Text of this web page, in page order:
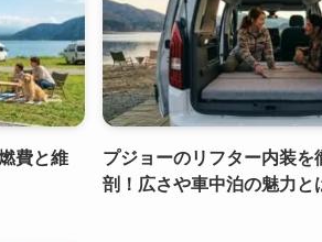
費と維
プジョーのリフター内装を
剖！広さや車中泊の魅力と